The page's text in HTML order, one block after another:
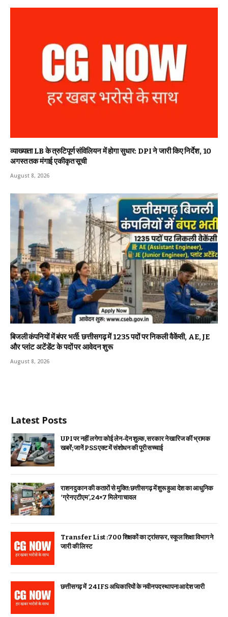
व्याख्याता LB के त्रुटिपूर्ण संविलियन में होगा सुधार: DPI ने जारी किए निर्देश, 10
अगस्त तक मंगाई एकीकृत सूची
August 8, 2026
बिजली कंपनियों में बंपर भर्ती: छत्तीसगढ़ में 1235 पदों पर निकली वैकेंसी, AE, JE
और प्लांट अटेंडेंट के पदों पर आवेदन शुरू
August 8, 2026
Latest Posts
UPI पर नहीं लगेगा कोई लेन-देन शुल्क, सरकार ने खारिज कीं भ्रामक
खबरें; जानें PSS एक्ट में संशोधन की पूरी सच्चाई
राशन दुकान की कतारों से मुक्ति: छत्तीसगढ़ में शुरू हुआ देश का आधुनिक
‘ग्रेन एटीएम’, 24×7 मिलेगा चावल
Transfer List :700 शिक्षकों का ट्रांसफर, स्कूल शिक्षा विभाग ने
जारी की लिस्ट
छत्तीसगढ़ में 24 IFS अधिकारियों के नवीन पदस्थापना आदेश जारी